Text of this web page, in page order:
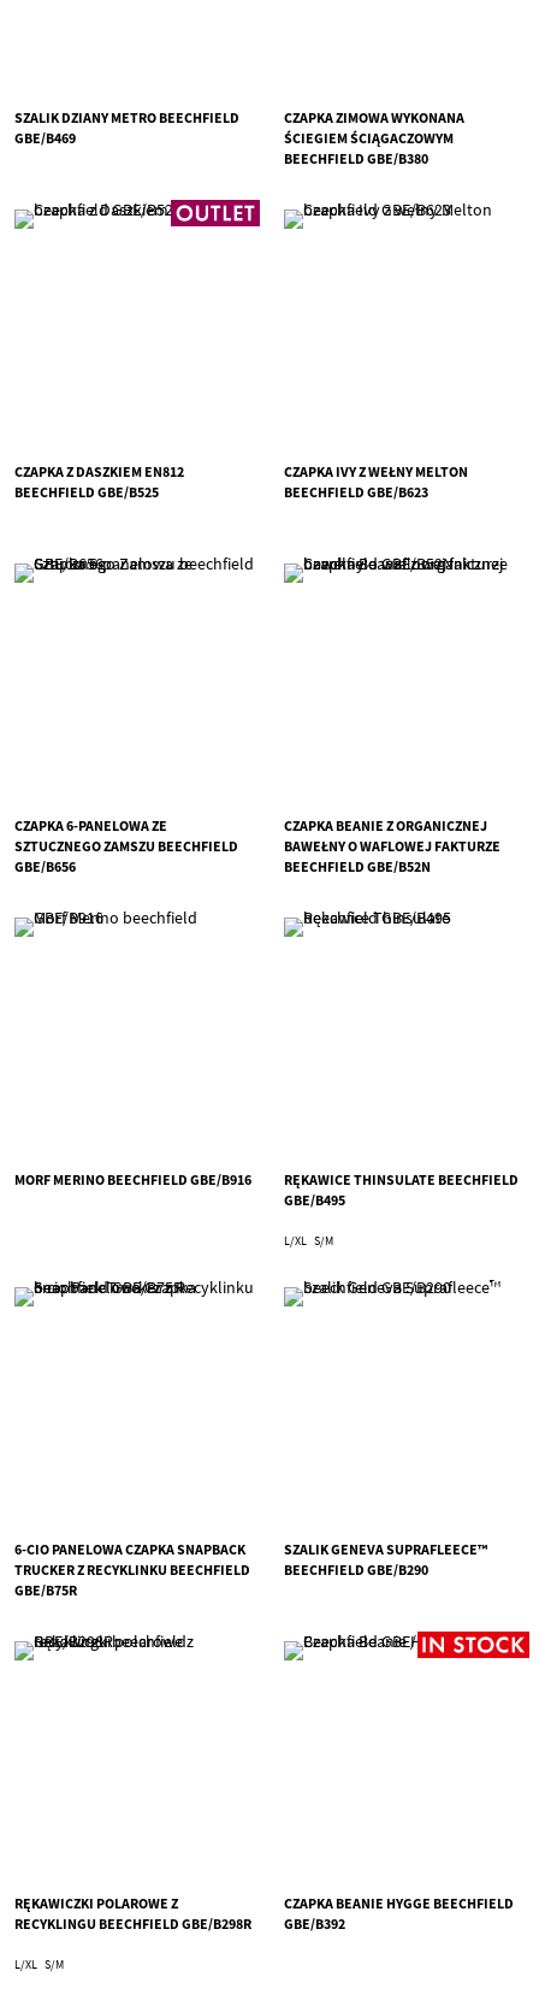
SZALIK DZIANY METRO BEECHFIELD
GBE/B469
CZAPKA ZIMOWA WYKONANA
ŚCIEGIEM ŚCIĄGACZOWYM
BEECHFIELD GBE/B380
CZAPKA Z DASZKIEM EN812
BEECHFIELD GBE/B525
CZAPKA IVY Z WEŁNY MELTON
BEECHFIELD GBE/B623
CZAPKA 6-PANELOWA ZE
SZTUCZNEGO ZAMSZU BEECHFIELD
GBE/B656
CZAPKA BEANIE Z ORGANICZNEJ
BAWEŁNY O WAFLOWEJ FAKTURZE
BEECHFIELD GBE/B52N
MORF MERINO BEECHFIELD GBE/B916
RĘKAWICE THINSULATE BEECHFIELD
GBE/B495
L/XL S/M
6-CIO PANELOWA CZAPKA SNAPBACK
TRUCKER Z RECYKLINKU BEECHFIELD
GBE/B75R
SZALIK GENEVA SUPRAFLEECE™
BEECHFIELD GBE/B290
RĘKAWICZKI POLAROWE Z
RECYKLINGU BEECHFIELD GBE/B298R
L/XL S/M
CZAPKA BEANIE HYGGE BEECHFIELD
GBE/B392